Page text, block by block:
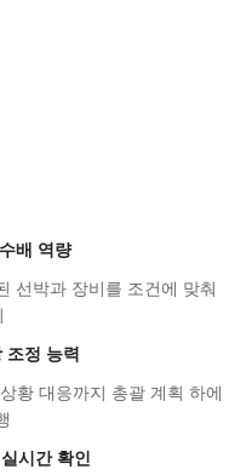
배 역량
선박과 장비를 조건에 맞춰
조정 능력
황 대응까지 총괄 계획 하에
시간 확인